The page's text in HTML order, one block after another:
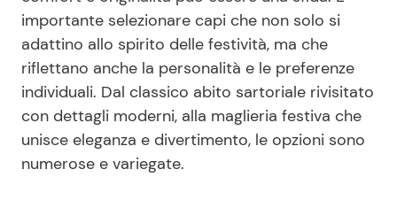
Pubblicità
Privacy Policy
importante selezionare capi che non solo si
adattino allo spirito delle festività, ma che
riflettano anche la personalità e le preferenze
individuali. Dal classico abito sartoriale rivisitato
con dettagli moderni, alla maglieria festiva che
unisce eleganza e divertimento, le opzioni sono
numerose e variegate.